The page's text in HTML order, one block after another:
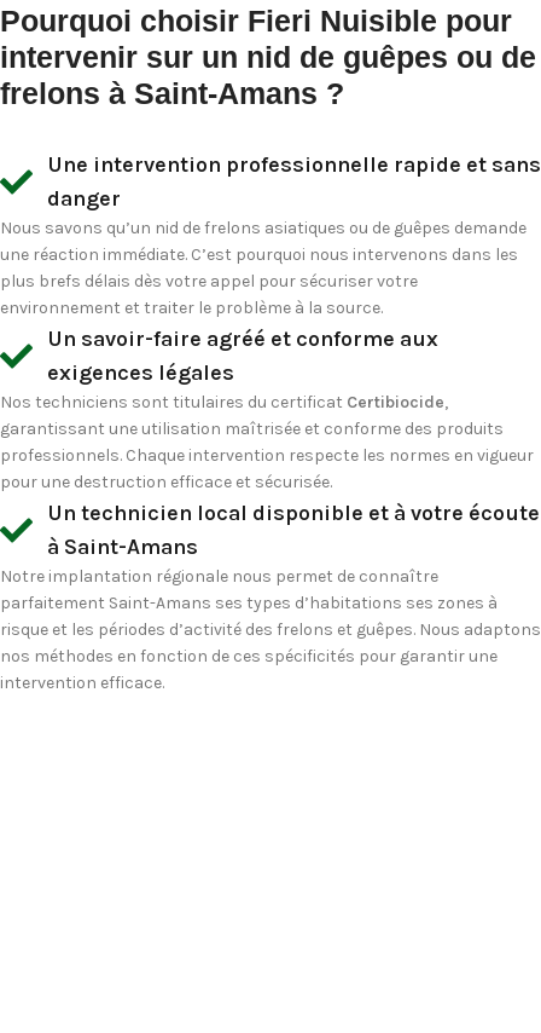
Pourquoi choisir Fieri Nuisible pour
intervenir sur un nid de guêpes ou de
frelons à Saint-Amans ?
Une intervention professionnelle rapide et sans
danger
Nous savons qu’un nid de frelons asiatiques ou de guêpes demande
une réaction immédiate. C’est pourquoi nous intervenons dans les
plus brefs délais dès votre appel pour sécuriser votre
environnement et traiter le problème à la source.
Un savoir-faire agréé et conforme aux
exigences légales
Nos techniciens sont titulaires du certificat Certibiocide,
garantissant une utilisation maîtrisée et conforme des produits
professionnels. Chaque intervention respecte les normes en vigueur
pour une destruction efficace et sécurisée.
Un technicien local disponible et à votre écoute
à Saint-Amans
Notre implantation régionale nous permet de connaître
parfaitement Saint-Amans ses types d’habitations ses zones à
risque et les périodes d’activité des frelons et guêpes. Nous adaptons
nos méthodes en fonction de ces spécificités pour garantir une
intervention efficace.